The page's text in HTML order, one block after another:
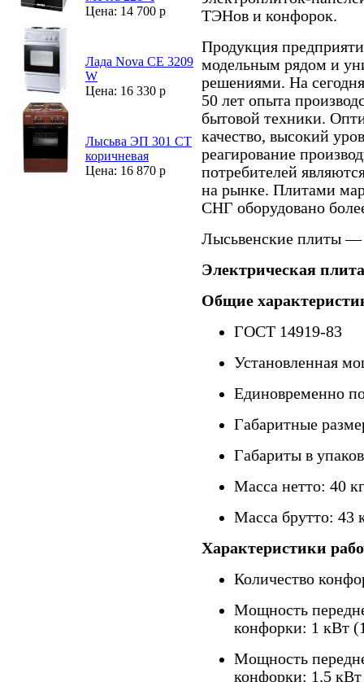
Цена: 14 700 р
Лада Nova СE 3209
W
Цена: 16 330 р
Лысьва ЭП 301 СТ
коричневая
Цена: 16 870 р
ТЭНов и конфорок.
Продукция
модельным рядом и
решениями. На
50 лет опыта
бытовой техники.
качество, высокий
реагирование
потребителей
на рынке. Плитами
СНГ оборудовано
Лысьвенские плиты
Электрическая
Общие
ГОСТ 14919-83
Установленная
Единовременно
Габаритные
Габариты в
Масса нетто: 40 кг
Масса брутто: 43
Характеристики
Количество
Мощность
конфорки: 1 кВт
Мощность
конфорки: 1.5